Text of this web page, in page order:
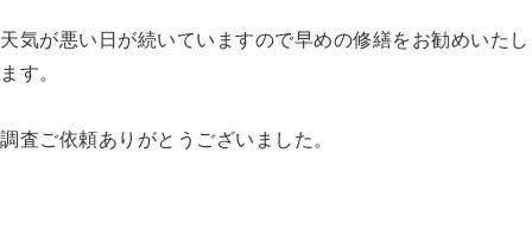
天気が悪い日が続いていますので早めの修繕をお勧めいたし
ます。
調査ご依頼ありがとうございました。